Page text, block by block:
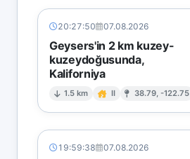
20:27:50 07.08.2026
Geysers'in 2 km kuzey-
kuzeydoğusunda,
Kaliforniya
1.5 km II 38.79, -122.75
19:59:38 07.08.2026